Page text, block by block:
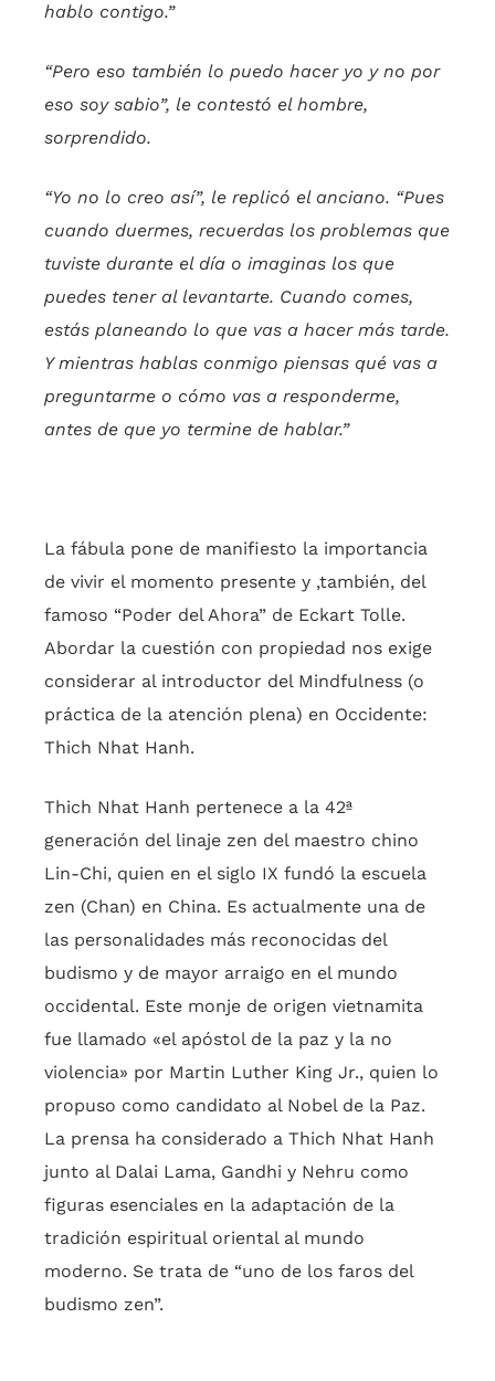
hablo contigo.”
“Pero eso también lo puedo hacer yo y no por
eso soy sabio”, le contestó el hombre,
sorprendido.
“Yo no lo creo así”, le replicó el anciano. “Pues
cuando duermes, recuerdas los problemas que
tuviste durante el día o imaginas los que
puedes tener al levantarte. Cuando comes,
estás planeando lo que vas a hacer más tarde.
Y mientras hablas conmigo piensas qué vas a
preguntarme o cómo vas a responderme,
antes de que yo termine de hablar.”
La fábula pone de manifiesto la importancia
de vivir el momento presente y ,también, del
famoso “Poder del Ahora” de Eckart Tolle.
Abordar la cuestión con propiedad nos exige
considerar al introductor del Mindfulness (o
práctica de la atención plena) en Occidente:
Thich Nhat Hanh.
Thich Nhat Hanh pertenece a la 42ª
generación del linaje zen del maestro chino
Lin-Chi, quien en el siglo IX fundó la escuela
zen (Chan) en China. Es actualmente una de
las personalidades más reconocidas del
budismo y de mayor arraigo en el mundo
occidental. Este monje de origen vietnamita
fue llamado «el apóstol de la paz y la no
violencia» por Martin Luther King Jr., quien lo
propuso como candidato al Nobel de la Paz.
La prensa ha considerado a Thich Nhat Hanh
junto al Dalai Lama, Gandhi y Nehru como
figuras esenciales en la adaptación de la
tradición espiritual oriental al mundo
moderno. Se trata de “uno de los faros del
budismo zen”.